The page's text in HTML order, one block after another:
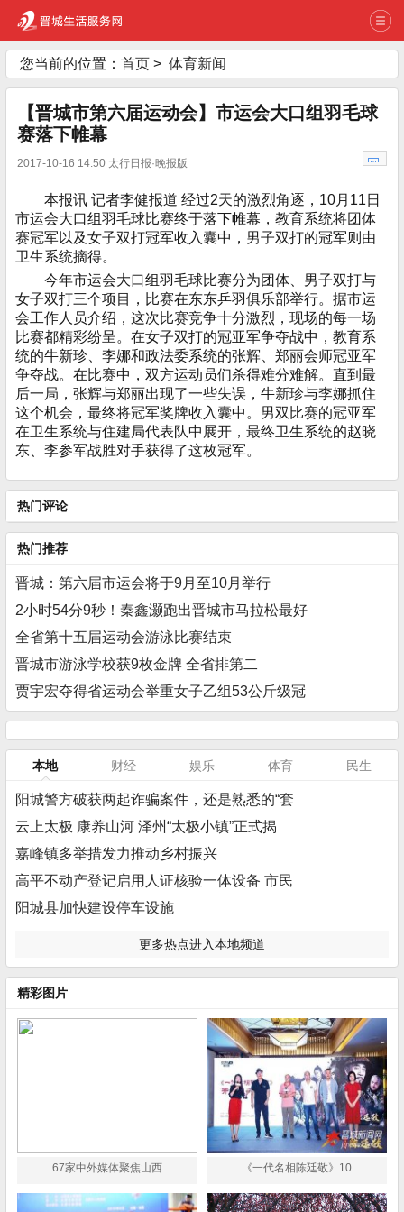
您当前的位置： 首页 > 体育新闻
【晋城市第六届运动会】市运会大口组羽毛球
赛落下帷幕
2017-10-16 14:50 太行日报·晚报版
本报讯 记者李健报道 经过2天的激烈角逐，10月11日
市运会大口组羽毛球比赛终于落下帷幕，教育系统将团体
赛冠军以及女子双打冠军收入囊中，男子双打的冠军则由
卫生系统摘得。
今年市运会大口组羽毛球比赛分为团体、男子双打与
女子双打三个项目，比赛在东东乒羽俱乐部举行。据市运
会工作人员介绍，这次比赛竞争十分激烈，现场的每一场
比赛都精彩纷呈。在女子双打的冠亚军争夺战中，教育系
统的牛新珍、李娜和政法委系统的张辉、郑丽会师冠亚军
争夺战。在比赛中，双方运动员们杀得难分难解。直到最
后一局，张辉与郑丽出现了一些失误，牛新珍与李娜抓住
这个机会，最终将冠军奖牌收入囊中。男双比赛的冠亚军
在卫生系统与住建局代表队中展开，最终卫生系统的赵晓
东、李参军战胜对手获得了这枚冠军。
热门评论
热门推荐
晋城：第六届市运会将于9月至10月举行
2小时54分9秒！秦鑫灏跑出晋城市马拉松最好
全省第十五届运动会游泳比赛结束
晋城市游泳学校获9枚金牌 全省排第二
贾宇宏夺得省运动会举重女子乙组53公斤级冠
本地 财经 娱乐 体育 民生
阳城警方破获两起诈骗案件，还是熟悉的“套
云上太极 康养山河 泽州“太极小镇”正式揭
嘉峰镇多举措发力推动乡村振兴
高平不动产登记启用人证核验一体设备 市民
阳城县加快建设停车设施
更多热点进入本地频道
精彩图片
67家中外媒体聚焦山西 《一代名相陈廷敬》10